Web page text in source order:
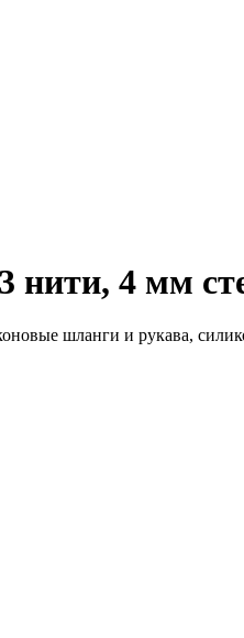
нити, 4 мм